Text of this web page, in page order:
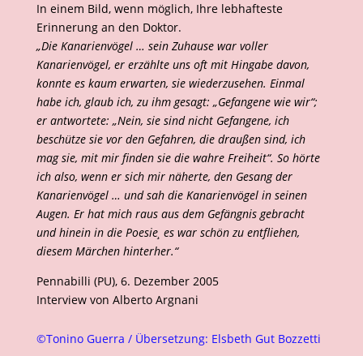
In einem Bild, wenn möglich, Ihre lebhafteste
Erinnerung an den Doktor.
„Die Kanarienvögel … sein Zuhause war voller
Kanarienvögel, er erzählte uns oft mit Hingabe davon,
konnte es kaum erwarten, sie wiederzusehen. Einmal
habe ich, glaub ich, zu ihm gesagt: „Gefangene wie wir“;
er antwortete: „Nein, sie sind nicht Gefangene, ich
beschütze sie vor den Gefahren, die draußen sind, ich
mag sie, mit mir finden sie die wahre Freiheit“. So hörte
ich also, wenn er sich mir näherte, den Gesang der
Kanarienvögel … und sah die Kanarienvögel in seinen
Augen. Er hat mich raus aus dem Gefängnis gebracht
und hinein in die Poesie¸ es war schön zu entfliehen,
diesem Märchen hinterher.“
Pennabilli (PU), 6. Dezember 2005
Interview von Alberto Argnani
©Tonino Guerra / Übersetzung: Elsbeth Gut Bozzetti